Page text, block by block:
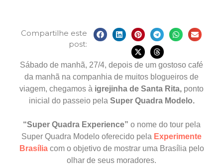
Compartilhe este
post:
Sábado de manhã, 27/4, depois de um gostoso café
da manhã na companhia de muitos blogueiros de
viagem, chegamos à igrejinha de Santa Rita, ponto
inicial do passeio pela Super Quadra Modelo.
“Super Quadra Experience” o nome do tour pela
Super Quadra Modelo oferecido pela Experimente
Brasília com o objetivo de mostrar uma Brasília pelo
olhar de seus moradores.